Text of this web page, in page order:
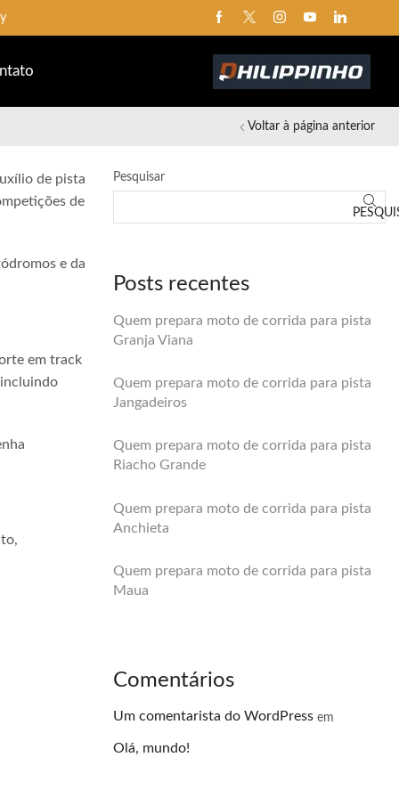
Voltar à página anterior
de pista
de
e da
em track
Pesquisar
Posts recentes
Quem prepara moto de corrida para pista
Granja Viana
Quem prepara moto de corrida para pista
Jangadeiros
Quem prepara moto de corrida para pista
Riacho Grande
Quem prepara moto de corrida para pista
Anchieta
Quem prepara moto de corrida para pista
Maua
Comentários
Um comentarista do WordPress em
Olá, mundo!